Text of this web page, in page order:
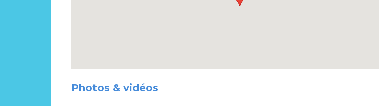
Photos & vidéos